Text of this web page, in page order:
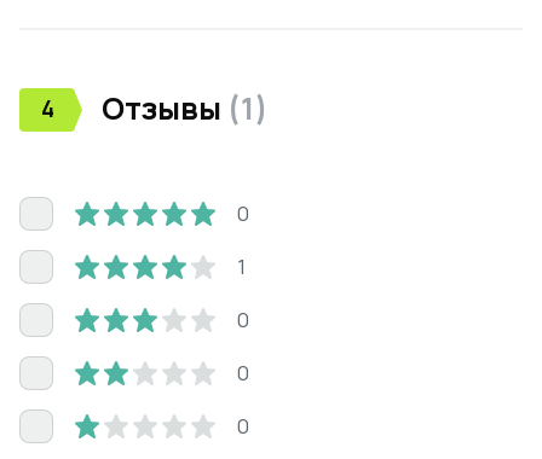
4 Отзывы (1)
0
1
0
0
0